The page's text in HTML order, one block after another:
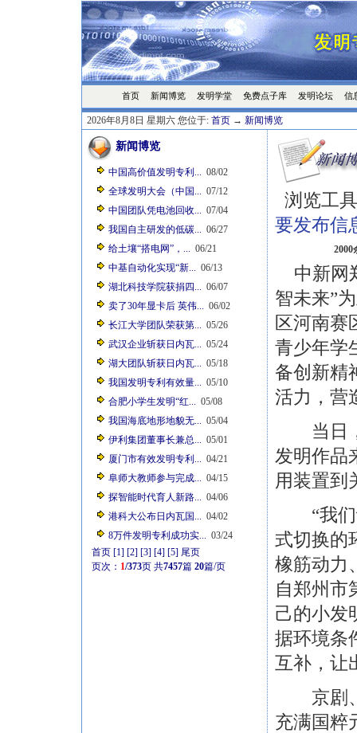
首页 新闻博览 发明学堂 免费点子库 发明论坛 信
2026年8月8日 星期六 您位于: 首页 → 新闻博览
新闻博览
中国高价值发明专利... 08/02
全球发明大会（中国... 07/12
中国团队凭电池回收... 07/04
我国自主研发的低碳... 06/27
给土壤“搭电网”，... 06/21
中基自动化实现“新... 06/13
湖北科技学院获捐四... 06/07
卖了30年显卡后 英伟... 06/02
长江大学团队荣获第... 05/26
武汉企业斩获日内瓦... 05/24
湖大团队斩获日内瓦... 05/18
我国发明专利有效量... 05/10
合肥小学生发明“红... 05/08
我国海底地形地貌无... 05/04
伊利集团董事长兼总... 05/01
厦门市有效发明专利... 04/21
阜师大教师参与完成... 04/15
探智能时代育人新路... 04/06
港科大公布日内瓦国... 04/02
8万件发明专利成功实... 03/24
首页 [1] [2] [3] [4] [5] 尾页
页次： 1/373页 共7457篇 20篇/页
浏览工
要发布信
2000
中新网
智未来”
区河南赛
青少年学
备创新精
活力，营
当日，
发明作品
用装置到
“我们
式切换的
橡筋动力
自郑州市
己的小发
据环境条
互补，让
京剧、
充满国粹